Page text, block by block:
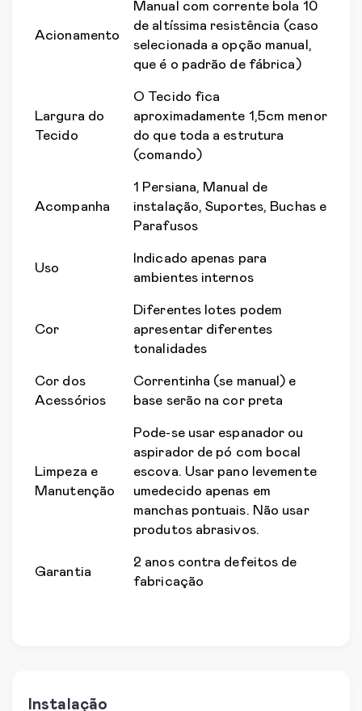
Acionamento
Manual com corrente bola 10
de altíssima resistência (caso
selecionada a opção manual,
que é o padrão de fábrica)
Largura do
Tecido
O Tecido fica
aproximadamente 1,5cm menor
do que toda a estrutura
(comando)
Acompanha
1 Persiana, Manual de
instalação, Suportes, Buchas e
Parafusos
Uso
Indicado apenas para
ambientes internos
Cor
Diferentes lotes podem
apresentar diferentes
tonalidades
Cor dos
Acessórios
Correntinha (se manual) e
base serão na cor preta
Limpeza e
Manutenção
Pode-se usar espanador ou
aspirador de pó com bocal
escova. Usar pano levemente
umedecido apenas em
manchas pontuais. Não usar
produtos abrasivos.
Garantia
2 anos contra defeitos de
fabricação
Instalação